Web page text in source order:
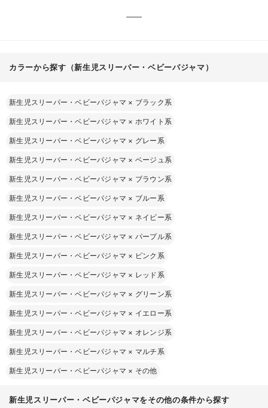
カラーから探す（新生児スリーパー・ベビーパジャマ）
新生児スリーパー・ベビーパジャマ × ブラック系
新生児スリーパー・ベビーパジャマ × ホワイト系
新生児スリーパー・ベビーパジャマ × グレー系
新生児スリーパー・ベビーパジャマ × ベージュ系
新生児スリーパー・ベビーパジャマ × ブラウン系
新生児スリーパー・ベビーパジャマ × ブルー系
新生児スリーパー・ベビーパジャマ × ネイビー系
新生児スリーパー・ベビーパジャマ × パープル系
新生児スリーパー・ベビーパジャマ × ピンク系
新生児スリーパー・ベビーパジャマ × レッド系
新生児スリーパー・ベビーパジャマ × グリーン系
新生児スリーパー・ベビーパジャマ × イエロー系
新生児スリーパー・ベビーパジャマ × オレンジ系
新生児スリーパー・ベビーパジャマ × マルチ系
新生児スリーパー・ベビーパジャマ × その他
新生児スリーパー・ベビーパジャマをその他の条件から探す